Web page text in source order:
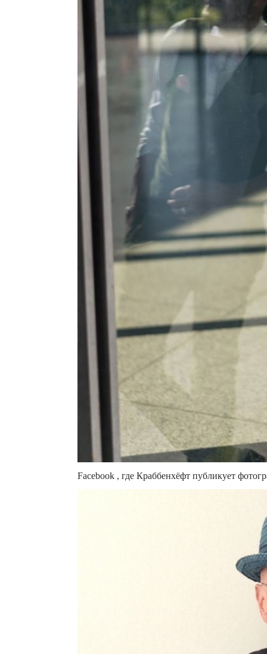
Facebook , где Краббенхёфт публикует